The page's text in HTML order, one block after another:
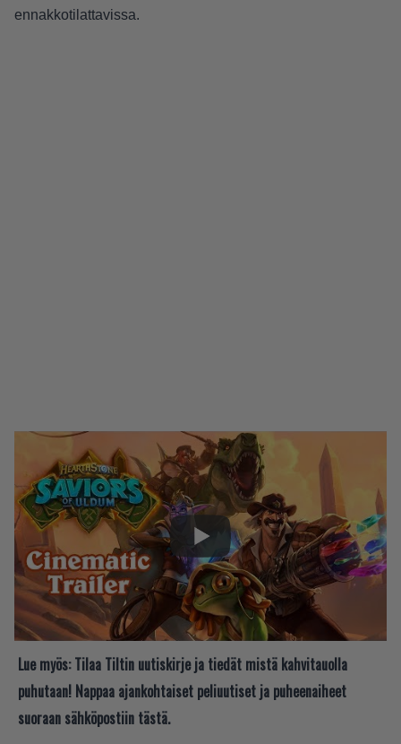
ennakkotilattavissa.
Lue myös: Tilaa Tiltin uutiskirje ja tiedät mistä kahvitauolla
puhutaan! Nappaa ajankohtaiset peliuutiset ja puheenaiheet
suoraan sähköpostiin tästä.